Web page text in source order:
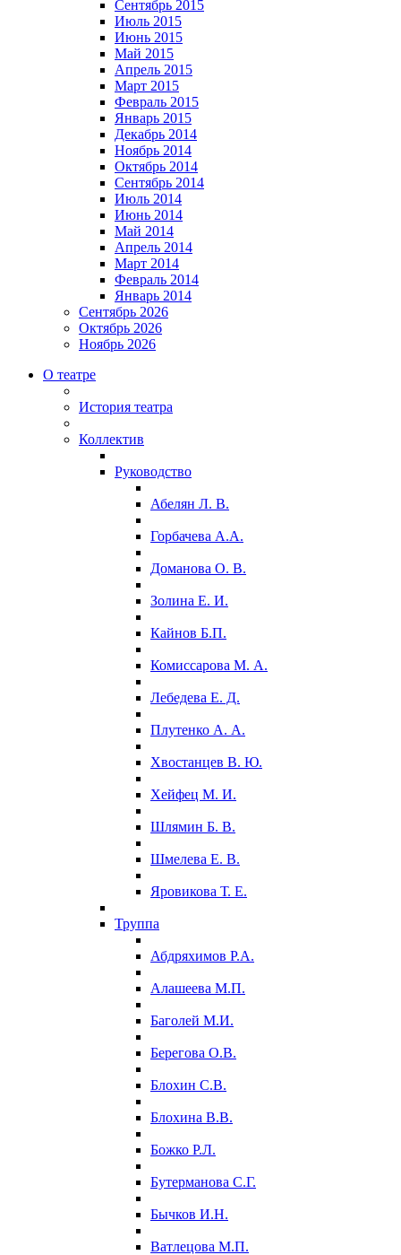
Сентябрь 2015
Июль 2015
Июнь 2015
Май 2015
Апрель 2015
Март 2015
Февраль 2015
Январь 2015
Декабрь 2014
Ноябрь 2014
Октябрь 2014
Сентябрь 2014
Июль 2014
Июнь 2014
Май 2014
Апрель 2014
Март 2014
Февраль 2014
Январь 2014
Сентябрь 2026
Октябрь 2026
Ноябрь 2026
О театре
История театра
Коллектив
Руководство
Абелян Л. В.
Горбачева А.А.
Доманова О. В.
Золина Е. И.
Кайнов Б.П.
Комиссарова М. А.
Лебедева Е. Д.
Плутенко А. А.
Хвостанцев В. Ю.
Хейфец М. И.
Шлямин Б. В.
Шмелева Е. В.
Яровикова Т. Е.
Труппа
Абдряхимов Р.А.
Алашеева М.П.
Баголей М.И.
Берегова О.В.
Блохин С.В.
Блохина В.В.
Божко Р.Л.
Бутерманова С.Г.
Бычков И.Н.
Ватлецова М.П.